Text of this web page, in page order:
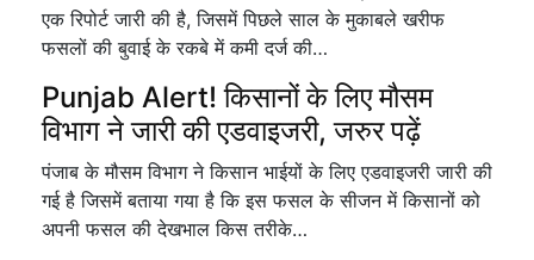
एक रिपोर्ट जारी की है, जिसमें पिछले साल के मुकाबले खरीफ
फसलों की बुवाई के रकबे में कमी दर्ज की…
Punjab Alert! किसानों के लिए मौसम
विभाग ने जारी की एडवाइजरी, जरुर पढ़ें
पंजाब के मौसम विभाग ने किसान भाईयों के लिए एडवाइजरी जारी की
गई है जिसमें बताया गया है कि इस फसल के सीजन में किसानों को
अपनी फसल की देखभाल किस तरीके…